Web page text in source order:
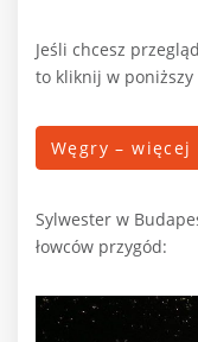
Jeśli chcesz
to kliknij w poniższy
Węgry –
Sylwester w
łowców przygód: